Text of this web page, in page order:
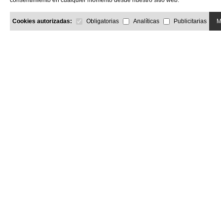
Cookies autorizadas: Obligatorias Analíticas Publicitarias